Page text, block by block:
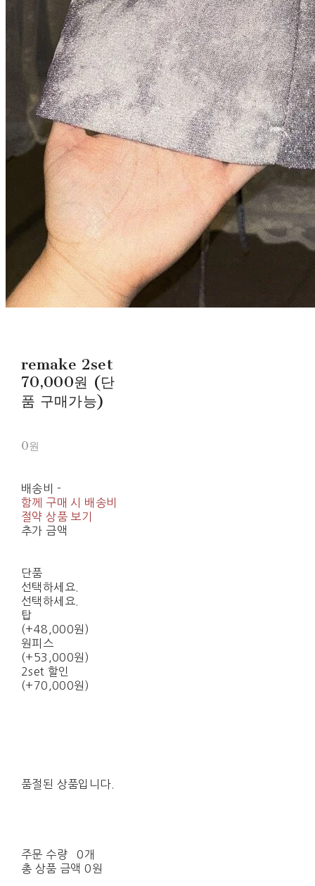
remake 2set
70,000원 (단
품 구매가능)
0원
배송비 -
함께 구매 시 배송비
절약 상품 보기
추가 금액
단품
선택하세요.
선택하세요.
탑
(+48,000원)
원피스
(+53,000원)
2set 할인
(+70,000원)
품절된 상품입니다.
주문 수량
0개
총 상품 금액 0원